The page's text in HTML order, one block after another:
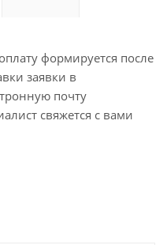
формируется после
заявки в
почту
свяжется с вами